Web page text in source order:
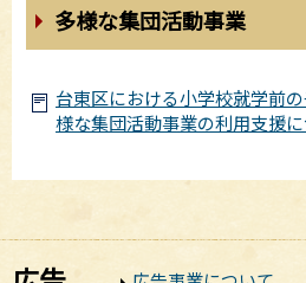
多様な集団活動事業
台東区における小学校就学前
様な集団活動事業の利用支援